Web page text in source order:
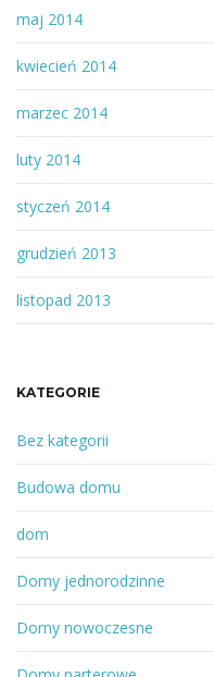
maj 2014
kwiecień 2014
marzec 2014
luty 2014
styczeń 2014
grudzień 2013
listopad 2013
KATEGORIE
Bez kategorii
Budowa domu
dom
Domy jednorodzinne
Domy nowoczesne